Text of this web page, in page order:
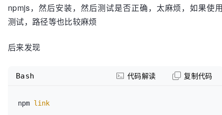
npmjs，然后安装，然后测试是否正确，太麻烦，如果使
测试，路径等也比较麻烦
后来发现
npm link
Bash 代码解读 复制代码